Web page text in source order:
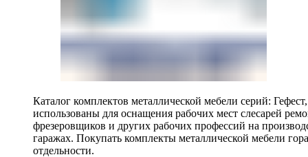
Каталог комплектов металлической мебели серий:
использованы для оснащения рабочих мест слесарей
фрезеровщиков и других рабочих профессий на
гаражах. Покупать комплекты металлической мебели
отдельности.